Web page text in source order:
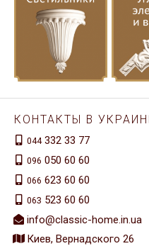
КОНТАКТЫ В
044332 33 77
096 050 60 60
066 623 60 60
063 523 60 60
info@classic-home.in.ua
Киев, Вернадского 26